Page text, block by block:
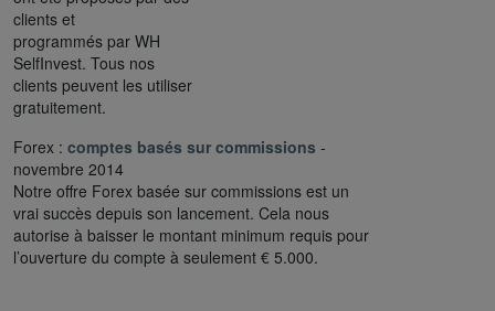
clients et
programmés par WH
SelfInvest. Tous nos
clients peuvent les utiliser
gratuitement.
Forex : comptes basés sur commissions -
novembre 2014
Notre offre Forex basée sur commissions est un
vrai succès depuis son lancement. Cela nous
autorise à baisser le montant minimum requis pour
l’ouverture du compte à seulement € 5.000.